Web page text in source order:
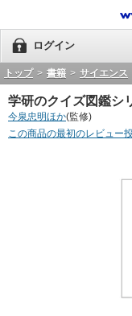
ログイン
トップ > 書籍 > サイエンス
学研のクイズ図鑑シ
今泉忠明ほか(監修)
この商品の最初のレビュー